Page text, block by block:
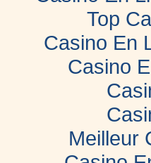
Top
Casino En
Casino
Meilleur